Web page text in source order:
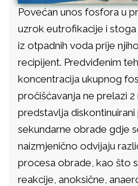
Povećan unos fosfora u
uzrok eutrofikacije i
iz otpadnih voda prije
recipijent. Predviđenim
koncentracija ukupnog
pročišćavanja ne prelazi
predstavlja
sekundarne obrade gdje
naizmjenično odvijaju
procesa obrade, kao što
reakcije, anoksične,